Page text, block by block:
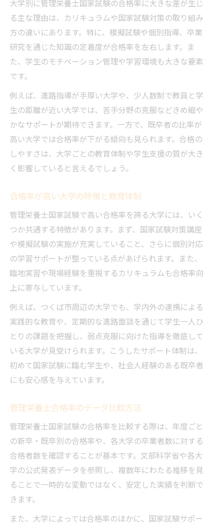
大学別に管理栄養士国家試験の合格率に大きな差が生じ
る主な理由は、カリキュラムや国家試験対策の取り組み
方の違いにあります。特に、模擬試験や個別指導、卒業
研究を通じた知識の定着度が合格率を左右します。ま
た、学生のモチベーション管理や学習環境も大きな要素
です。
例えば、進路指導が手厚い大学や、少人数制で教員と学
生の距離が近い大学では、苦手分野の克服などきめ細や
かなサポートが期待できます。一方で、既卒者の比率が
高い大学では合格率が下がる傾向も見られます。合格の
しやすさは、大学ごとの教育体制や学生支援の質が大き
く影響していると言えるでしょう。
合格率が高い大学の特徴と教育体制
管理栄養士国家試験で高い合格率を誇る大学には、いく
つか共通する特徴があります。まず、国家試験対策講座
や模擬試験の実施が充実していること、さらに個別対応
の学習サポートが整っている点があげられます。また、
臨地実習や現場経験を重視するカリキュラムも合格率向
上に寄与しています。
例えば、つくば市周辺の大学でも、学内外の連携による
実践的な教育や、定期的な進路面談を通じて学生一人ひ
とりの課題を把握し、弱点克服に向けた指導を徹底して
いる大学が見受けられます。こうしたサポート体制は、
初めて国家試験に臨む学生や、社会人経験のある既卒者
にも安心感を与えています。
管理栄養士合格率のデータ比較方法
管理栄養士国家試験の合格率を比較する際は、年度ごと
の新卒・既卒別の合格率や、各大学の卒業者数に対する
合格者数を確認することが基本です。文部科学省や各大
学の公式発表データを参照し、複数年にわたる推移を見
ることで一時的な変動ではなく、安定した実績を判断で
きます。
また、大学によっては合格率のほかに、国家試験サポー